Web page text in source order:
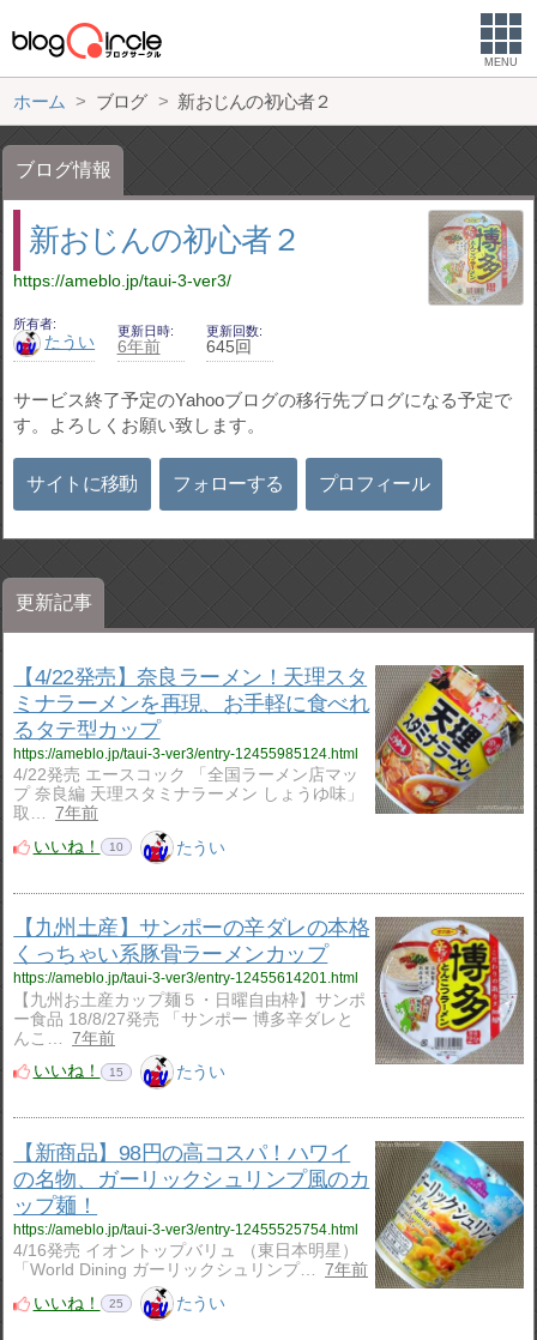
MENU
ホーム ブログ 新おじんの初心者２
ブログ情報
新おじんの初心者２
https://ameblo.jp/taui-3-ver3/
所有者
たうい
更新日時
6年前
更新回数
645回
サービス終了予定のYahooブログの移行先ブログになる予定で
す。よろしくお願い致します。
サイトに移動 フォローする プロフィール
更新記事
【4/22発売】奈良ラーメン！天理スタ
ミナラーメンを再現、お手軽に食べれ
るタテ型カップ
https://ameblo.jp/taui-3-ver3/entry-12455985124.html
4/22発売 エースコック 「全国ラーメン店マッ
プ 奈良編 天理スタミナラーメン しょうゆ味」
取…
7年前
いいね！
10 たうい
【九州土産】サンポーの辛ダレの本格
くっちゃい系豚骨ラーメンカップ
https://ameblo.jp/taui-3-ver3/entry-12455614201.html
【九州お土産カップ麺５・日曜自由枠】サンポ
ー食品 18/8/27発売 「サンポー 博多辛ダレと
んこ…
7年前
いいね！
15 たうい
【新商品】98円の高コスパ！ハワイ
の名物、ガーリックシュリンプ風のカ
ップ麺！
https://ameblo.jp/taui-3-ver3/entry-12455525754.html
4/16発売 イオントップバリュ （東日本明星）
「World Dining ガーリックシュリンプ…
7年前
いいね！
25 たうい